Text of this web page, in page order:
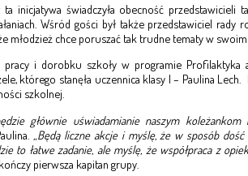
inicjatywa świadczyła obecność przedstawicieli
Wśród gości był także przedstawiciel
młodzież chce poruszać tak trudne tematy w
i dorobku szkoły w programie Profilaktyka
którego stanęła uczennica klasy I – Paulina
szkolnej.
głównie uświadamianie naszym
„Będą liczne akcje i myślę, że w sposób
to łatwe zadanie, ale myślę, że współpraca z
pierwsza kapitan grupy.